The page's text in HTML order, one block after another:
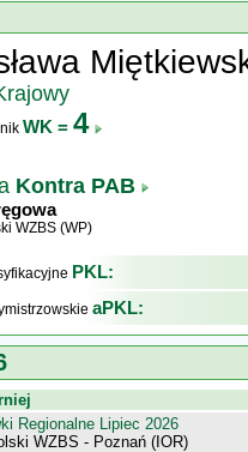
WK = 4
Kontra PAB
WZBS (WP)
PKL:
aPKL:
Regionalne Lipiec 2026
WZBS - Poznań (IOR)